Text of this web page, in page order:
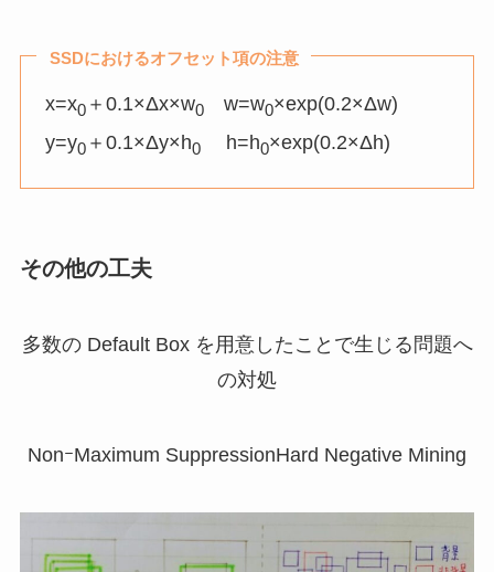
SSDにおけるオフセット項の注意
x=x0 ＋0.1×Δx×w0 w=w0×exp(0.2×Δw)
y=y0 ＋0.1×Δy×h0 h=h0×exp(0.2×Δh)
その他の工夫
多数の Default Box を用意したことで生じる問題へ
の対処
NonｰMaximum SuppressionHard Negative Mining